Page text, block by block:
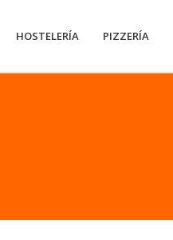
HOSTELERÍA PIZZERÍA